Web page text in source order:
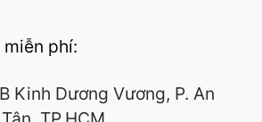
phí:
Kinh Dương Vương, P. An